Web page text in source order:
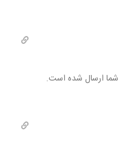
ارسال شده است.